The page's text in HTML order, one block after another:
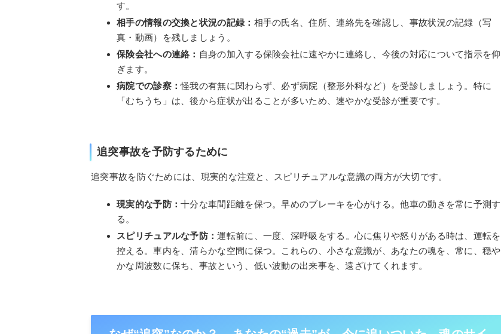
す。
相手の情報の交換と状況の記録： 相手の氏名、住所、連絡先を確認し、事故状況の記録（写
真・動画）を残しましょう。
保険会社への連絡： 自身の加入する保険会社に速やかに連絡し、今後の対応について指示を仰
ぎます。
病院での診察：怪我の有無に関わらず、必ず病院（整形外科など）を受診しましょう。特に
「むちうち」は、後から症状が出ることが多いため、速やかな受診が重要です。
追突事故を予防するために
追突事故を防ぐためには、現実的な注意と、スピリチュアルな意識の両方が大切です。
現実的な予防：十分な車間距離を保つ。早めのブレーキを心がける。他車の動きを常に予測す
る。
スピリチュアルな予防：運転前に、一度、深呼吸をする。心に焦りや怒りがある時は、運転を
控える。車内を、清らかな空間に保つ。これらの、小さな意識が、あなたの魂を、常に、穏や
かな周波数に保ち、事故という、低い波動の出来事を、遠ざけてくれます。